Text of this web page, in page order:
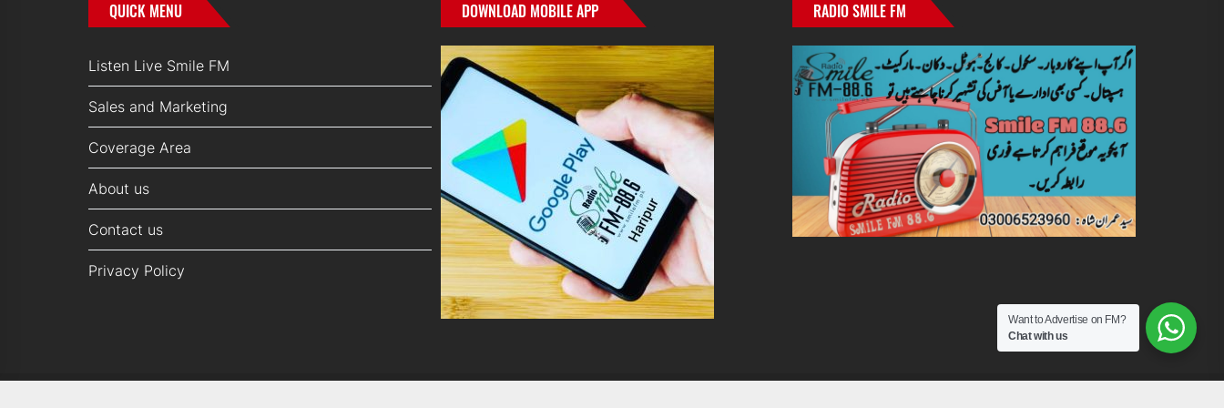
QUICK MENU
Listen Live Smile FM
Sales and Marketing
Coverage Area
About us
Contact us
Privacy Policy
DOWNLOAD MOBILE APP RADIO SMILE FM
Want to Advertise on FM?
Chat with us